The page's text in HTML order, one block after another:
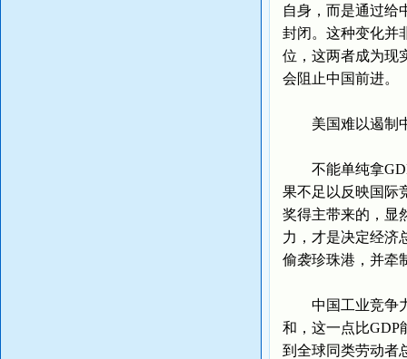
自身，而是通过给
封闭。这种变化并
位，这两者成为现
会阻止中国前进。
美国难以遏制
不能单纯拿GDP
果不足以反映国际
奖得主带来的，显
力，才是决定经济
偷袭珍珠港，并牵
中国工业竞争力
和，这一点比GDP
到全球同类劳动者